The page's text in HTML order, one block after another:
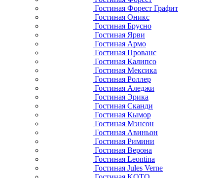
Гостиная Форест Графит
Гостиная Оникс
Гостиная Брусно
Гостиная Ярви
Гостиная Армо
Гостиная Прованс
Гостиная Калипсо
Гостиная Мексика
Гостиная Роллер
Гостиная Аледжи
Гостиная Эрика
Гостиная Сканди
Гостиная Кымор
Гостиная Мэнсон
Гостиная Авиньон
Гостиная Римини
Гостиная Верона
Гостиная Leontina
Гостиная Jules Verne